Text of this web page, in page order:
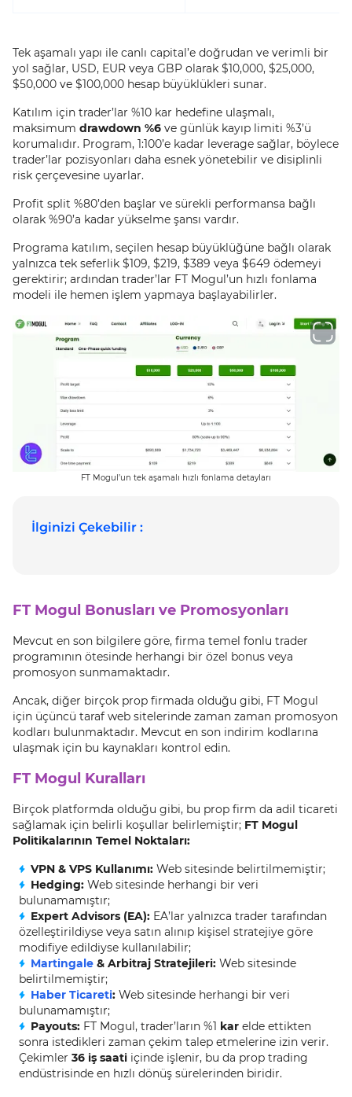
Tek aşamalı yapı ile canlı capital’e doğrudan ve verimli bir
yol sağlar, USD, EUR veya GBP olarak $10,000, $25,000,
$50,000 ve $100,000 hesap büyüklükleri sunar.
Katılım için trader’lar %10 kar hedefine ulaşmalı,
maksimum drawdown %6 ve günlük kayıp limiti %3’ü
korumalıdır. Program, 1:100’e kadar leverage sağlar, böylece
trader’lar pozisyonları daha esnek yönetebilir ve disiplinli
risk çerçevesine uyarlar.
Profit split %80’den başlar ve sürekli performansa bağlı
olarak %90’a kadar yükselme şansı vardır.
Programa katılım, seçilen hesap büyüklüğüne bağlı olarak
yalnızca tek seferlik $109, $219, $389 veya $649 ödemeyi
gerektirir; ardından trader’lar FT Mogul’un hızlı fonlama
modeli ile hemen işlem yapmaya başlayabilirler.
FT Mogul’un tek aşamalı hızlı fonlama detayları
İlginizi Çekebilir :
FT Mogul Bonusları ve Promosyonları
Mevcut en son bilgilere göre, firma temel fonlu trader
programının ötesinde herhangi bir özel bonus veya
promosyon sunmamaktadır.
Ancak, diğer birçok prop firmada olduğu gibi, FT Mogul
için üçüncü taraf web sitelerinde zaman zaman promosyon
kodları bulunmaktadır. Mevcut en son indirim kodlarına
ulaşmak için bu kaynakları kontrol edin.
FT Mogul Kuralları
Birçok platformda olduğu gibi, bu prop firm da adil ticareti
sağlamak için belirli koşullar belirlemiştir; FT Mogul
Politikalarının Temel Noktaları:
VPN & VPS Kullanımı: Web sitesinde belirtilmemiştir;
Hedging: Web sitesinde herhangi bir veri
bulunamamıştır;
Expert Advisors (EA): EA’lar yalnızca trader tarafından
özelleştirildiyse veya satın alınıp kişisel stratejiye göre
modifiye edildiyse kullanılabilir;
Martingale & Arbitraj Stratejileri: Web sitesinde
belirtilmemiştir;
Haber Ticareti: Web sitesinde herhangi bir veri
bulunamamıştır;
Payouts: FT Mogul, trader’ların %1 kar elde ettikten
sonra istedikleri zaman çekim talep etmelerine izin verir.
Çekimler 36 iş saati içinde işlenir, bu da prop trading
endüstrisinde en hızlı dönüş sürelerinden biridir.